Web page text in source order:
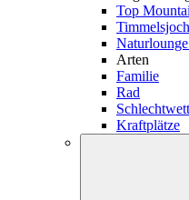
Top
Arten
Familie
Rad
Kraftplätze